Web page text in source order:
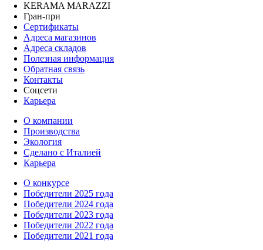
KERAMA MARAZZI
Гран-при
Сертификаты
Адреса магазинов
Адреса складов
Полезная информация
Обратная связь
Контакты
Соцсети
Карьера
О компании
Производства
Экология
Сделано с Италией
Карьера
О конкурсе
Победители 2025 года
Победители 2024 года
Победители 2023 года
Победители 2022 года
Победители 2021 года